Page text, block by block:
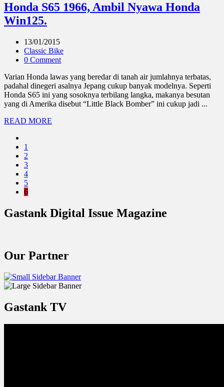
Honda S65 1966, Ambil Nyawa Honda
Win125.
13/01/2015
Classic Bike
0 Comment
Varian Honda lawas yang beredar di tanah air jumlahnya terbatas,
padahal dinegeri asalnya Jepang cukup banyak modelnya. Seperti
Honda S65 ini yang sosoknya terbilang langka, makanya besutan
yang di Amerika disebut “Little Black Bomber” ini cukup jadi ...
READ MORE
1
2
3
4
5
6
Gastank Digital Issue Magazine
Our Partner
Gastank TV